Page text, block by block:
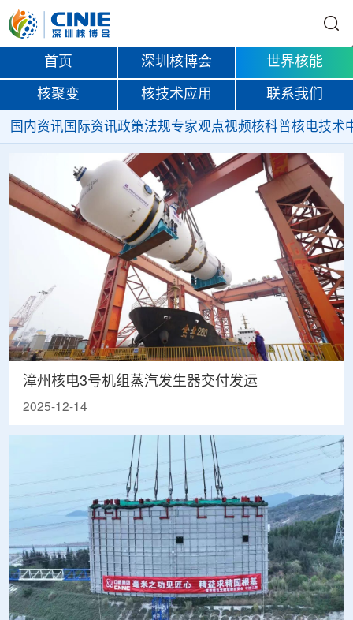
首页 深圳核博会 世界核能
核聚变 核技术应用 联系我们
国内资讯 国际资讯政策法规专家观点视频核科普核电技术
漳州核电3号机组蒸汽发生器交付发运
2025-12-14